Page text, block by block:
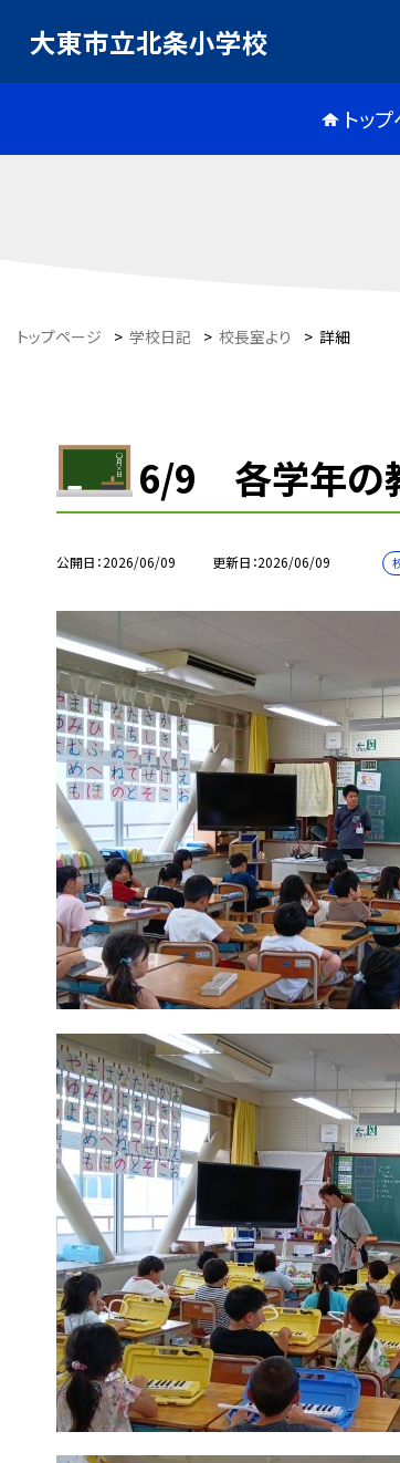
大東市立北条小学校
トッ
トップページ > 学校日記 > 校長室より > 詳細
6/9 各学年の
公開日 2026/06/09 更新日 2026/06/09